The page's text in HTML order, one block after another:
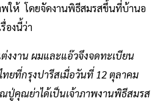
พให้ โดยจัดงานพิธีสมรสขึ้นที่บ้านอ
องนี้ว่า
งงาน ผมและแอ๊วจึงจดทะเบียน
ยที่กรุงปารีสเมื่อวันที่ 12 ตุลาคม
ปู่คุณย่าได้เป็นเจ้าภาพงานพิธีสมรส